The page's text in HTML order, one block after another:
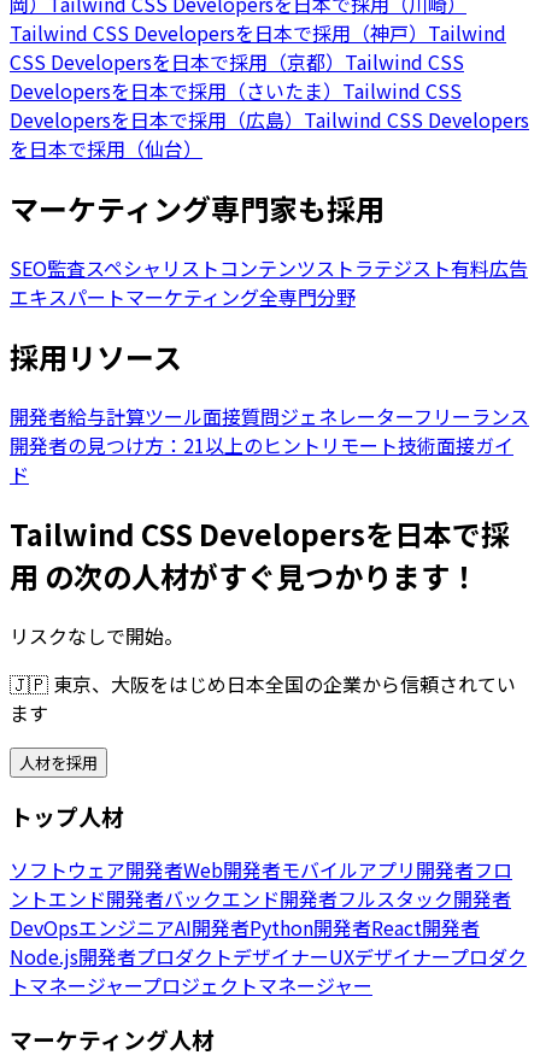
Tailwind CSS Developersを日本で採用（神戸） Tailwind
CSS Developersを日本で採用（京都） Tailwind CSS
Developersを日本で採用（さいたま） Tailwind CSS
Developersを日本で採用（広島） Tailwind CSS Developers
を日本で採用（仙台）
マーケティング専門家も採用
SEO監査スペシャリストコンテンツストラテジスト有料広告
エキスパートマーケティング全専門分野
採用リソース
開発者給与計算ツール面接質問ジェネレーターフリーランス
開発者の見つけ方：21以上のヒント リモート技術面接ガイ
ド
Tailwind CSS Developersを日本で採
用 の次の人材がすぐ見つかります！
リスクなしで開始。
🇯🇵 東京、大阪をはじめ日本全国の企業から信頼されてい
ます
人材を採用
トップ人材
ソフトウェア開発者Web開発者モバイルアプリ開発者フロ
ントエンド開発者バックエンド開発者フルスタック開発者
DevOpsエンジニアAI開発者Python開発者React開発者
Node.js開発者プロダクトデザイナーUXデザイナープロダク
トマネージャープロジェクトマネージャー
マーケティング人材